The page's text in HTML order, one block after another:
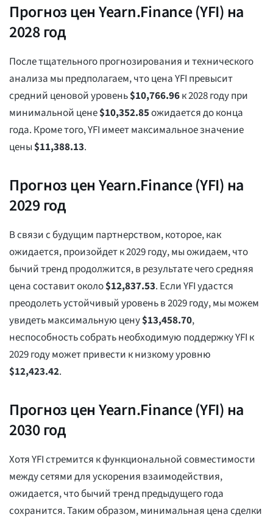
Прогноз цен Yearn.Finance (YFI) на
2028 год
После тщательного прогнозирования и технического
анализа мы предполагаем, что цена YFI превысит
средний ценовой уровень$10,766.96к 2028 году при
минимальной цене$10,352.85ожидается до конца
года. Кроме того, YFI имеет максимальное значение
цены$11,388.13.
Прогноз цен Yearn.Finance (YFI) на
2029 год
В связи с будущим партнерством, которое, как
ожидается, произойдет к 2029 году, мы ожидаем, что
бычий тренд продолжится, в результате чего средняя
цена составит около$12,837.53. Если YFI удастся
преодолеть устойчивый уровень в 2029 году, мы можем
увидеть максимальную цену$13,458.70,
неспособность собрать необходимую поддержку YFI к
2029 году может привести к низкому уровню
$12,423.42.
Прогноз цен Yearn.Finance (YFI) на
2030 год
Хотя YFI стремится к функциональной совместимости
между сетями для ускорения взаимодействия,
ожидается, что бычий тренд предыдущего года
сохранится. Таким образом, минимальная цена сделки